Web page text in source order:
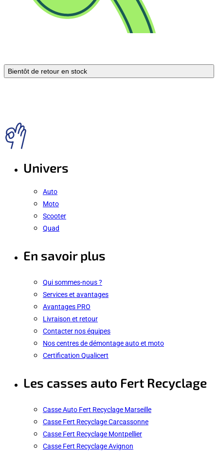
Bientôt de retour en stock
Univers
Auto
Moto
Scooter
Quad
En savoir plus
Qui sommes-nous ?
Services et avantages
Avantages PRO
Livraison et retour
Contacter nos équipes
Nos centres de démontage auto et moto
Certification Qualicert
Les casses auto Fert Recyclage
Casse Auto Fert Recyclage Marseille
Casse Fert Recyclage Carcassonne
Casse Fert Recyclage Montpellier
Casse Fert Recyclage Avignon